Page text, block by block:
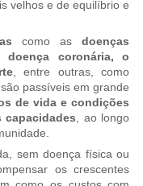
velhos e de equilíbrio e
como asdoenças
doença coronária, o
, entre outras, como
, são passíveis em grande
de vida e condições
capacidades , ao longo
sem doença física ou
os crescentes